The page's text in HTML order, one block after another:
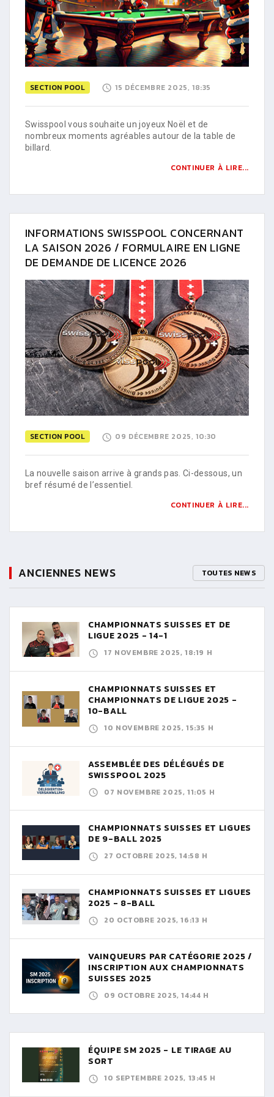
SECTION POOL 15 DÉCEMBRE 2025, 18:35
Swisspool vous souhaite un joyeux Noël et de
nombreux moments agréables autour de la table de
billard.
CONTINUER À LIRE...
INFORMATIONS SWISSPOOL CONCERNANT
LA SAISON 2026 / FORMULAIRE EN LIGNE
DE DEMANDE DE LICENCE 2026
SECTION POOL 09 DÉCEMBRE 2025, 10:30
La nouvelle saison arrive à grands pas. Ci-dessous, un
bref résumé de l’essentiel.
CONTINUER À LIRE...
ANCIENNES NEWS TOUTES NEWS
CHAMPIONNATS SUISSES ET DE
LIGUE 2025 - 14-1
17 NOVEMBRE 2025, 18:19 H
CHAMPIONNATS SUISSES ET
CHAMPIONNATS DE LIGUE 2025 -
10-BALL
10 NOVEMBRE 2025, 15:35 H
ASSEMBLÉE DES DÉLÉGUÉS DE
SWISSPOOL 2025
07 NOVEMBRE 2025, 11:05 H
CHAMPIONNATS SUISSES ET LIGUES
DE 9-BALL 2025
27 OCTOBRE 2025, 14:58 H
CHAMPIONNATS SUISSES ET LIGUES
2025 - 8-BALL
20 OCTOBRE 2025, 16:13 H
VAINQUEURS PAR CATÉGORIE 2025 /
INSCRIPTION AUX CHAMPIONNATS
SUISSES 2025
09 OCTOBRE 2025, 14:44 H
ÉQUIPE SM 2025 - LE TIRAGE AU
SORT
10 SEPTEMBRE 2025, 13:45 H